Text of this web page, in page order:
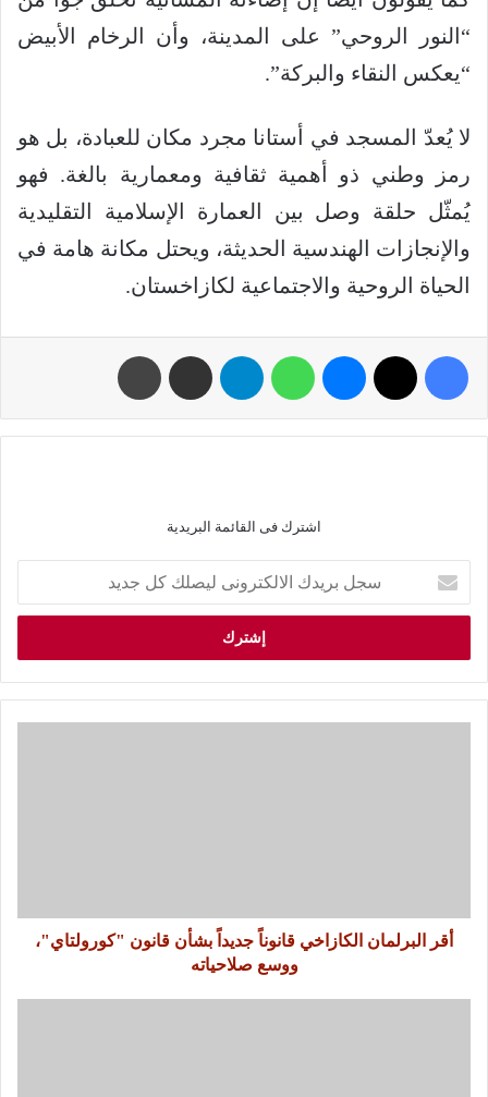
“النور الروحي” على المدينة، وأن الرخام الأبيض
“يعكس النقاء والبركة”.
لا يُعدّ المسجد في أستانا مجرد مكان للعبادة، بل هو
رمز وطني ذو أهمية ثقافية ومعمارية بالغة. فهو
يُمثّل حلقة وصل بين العمارة الإسلامية التقليدية
والإنجازات الهندسية الحديثة، ويحتل مكانة هامة في
الحياة الروحية والاجتماعية لكازاخستان.
اشترك فى القائمة البريدية
أقر البرلمان الكازاخي قانوناً جديداً بشأن قانون "كورولتاي"،
ووسع صلاحياته